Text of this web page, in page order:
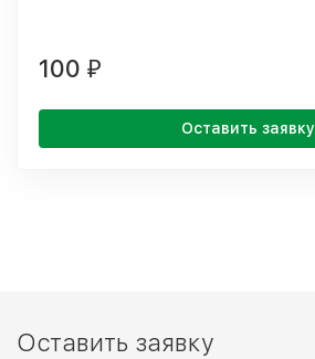
100 ₽
Оставить заявку
Оставить заявку